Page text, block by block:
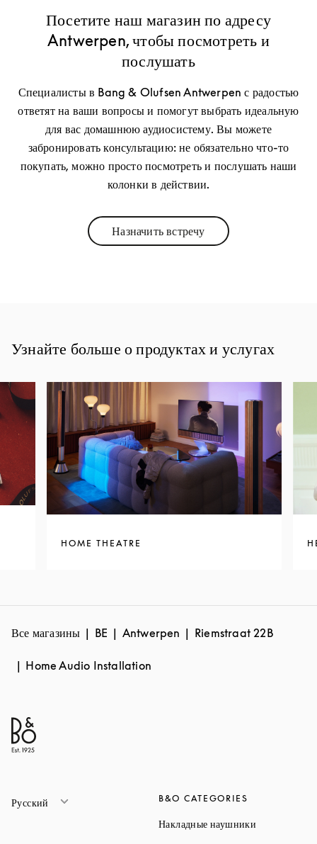
Посетите наш магазин по адресу
Antwerpen, чтобы посмотреть и
послушать
Специалисты в Bang & Olufsen Antwerpen с радостью
ответят на ваши вопросы и помогут выбрать идеальную
для вас домашнюю аудиосистему. Вы можете
забронировать консультацию: не обязательно что-то
покупать, можно просто посмотреть и послушать наши
колонки в действии.
Назначить встречуLink Opens in New Tab
Узнайте больше о продуктах и услугах
HOME THEATRE
Все магазины BE Antwerpen Riemstraat 22B
Home Audio Installation
Русский B&O CATEGORIES
Накладные наушники